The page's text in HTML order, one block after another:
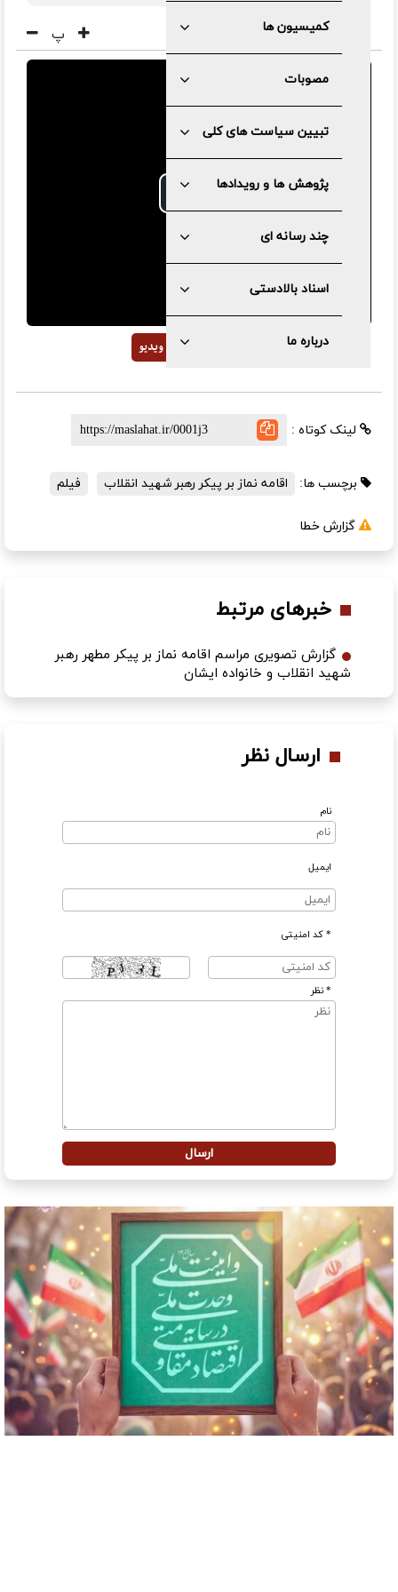
کمیسیون ها
مصوبات
تبیین سیاست های کلی
پژوهش ها و رویدادها
چند رسانه ای
اسناد بالادستی
درباره ما
پ
Play
Video
کد ویدیو
لینک کوتاه :
برچسب ها: اقامه نماز بر پیکر رهبر شهید انقلاب فیلم
گزارش خطا
خبرهای مرتبط
گزارش تصویری مراسم اقامه نماز بر پیکر مطهر رهبر
شهید انقلاب و خانواده ایشان
ارسال نظر
نام
ایمیل
* کد امنیتی
* نظر